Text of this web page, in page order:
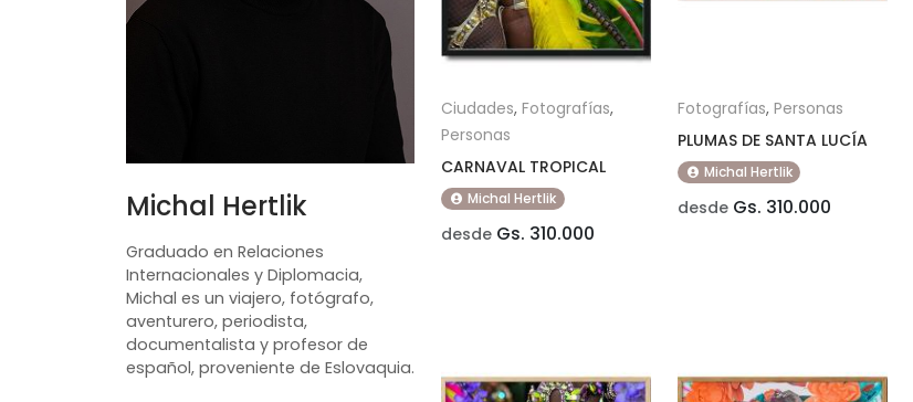
Michal Hertlik
Graduado en Relaciones
Internacionales y Diplomacia,
Michal es un viajero, fotógrafo,
aventurero, periodista,
documentalista y profesor de
español, proveniente de Eslovaquia.
Ciudades, Fotografías,
Personas
CARNAVAL TROPICAL
Michal Hertlik
desde Gs. 310.000
Fotografías, Personas
PLUMAS DE SANTA LUCÍA
Michal Hertlik
desdeGs. 310.000